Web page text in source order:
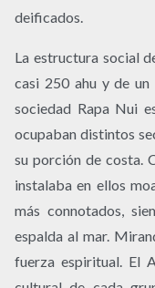
deificados.
La estructura social
casi 250 ahu y de
sociedad Rapa Nui
ocupaban distintos
su porción de costa.
instalaba en ellos
más connotados,
espalda al mar.
fuerza espiritual. El